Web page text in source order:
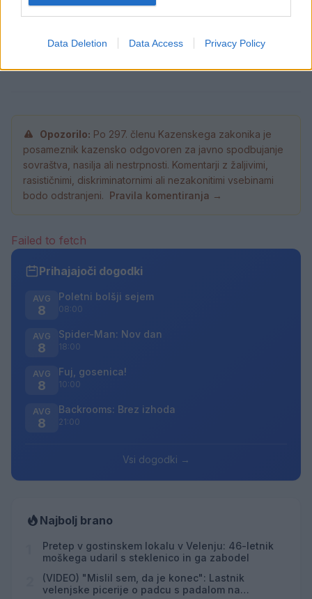
Data Deletion Data Access Privacy Policy
Torkove igrarije: Otroci bodo na
8. avgust 2026
Opozorilo: Po 297. členu Kazenskega zakonika je
posameznik kazensko odgovoren za javno spodbujanje
sovraštva, nasilja ali nestrpnosti. Komentarji z žaljivimi,
rasističnimi, diskriminatornimi ali nezakonitimi vsebinami
bodo odstranjeni. Pravila komentiranja →
Failed to fetch
Prihajajoči dogodki
AVG
8
Poletni bolšji sejem
08:00
AVG
8
Spider-Man: Nov dan
18:00
AVG
8
Fuj, gosenica!
10:00
AVG
8
Backrooms: Brez izhoda
21:00
Vsi dogodki →
Najbolj brano
Pretep v gostinskem lokalu v Velenju: 46-letnik
moškega udaril s steklenico in ga zabodel
(VIDEO) "Mislil sem, da je konec": Lastnik
velenjske picerije o padcu s padalom na